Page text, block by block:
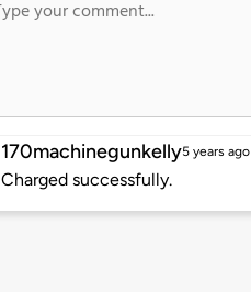
170machinegunkelly5 years ago
Charged successfully.